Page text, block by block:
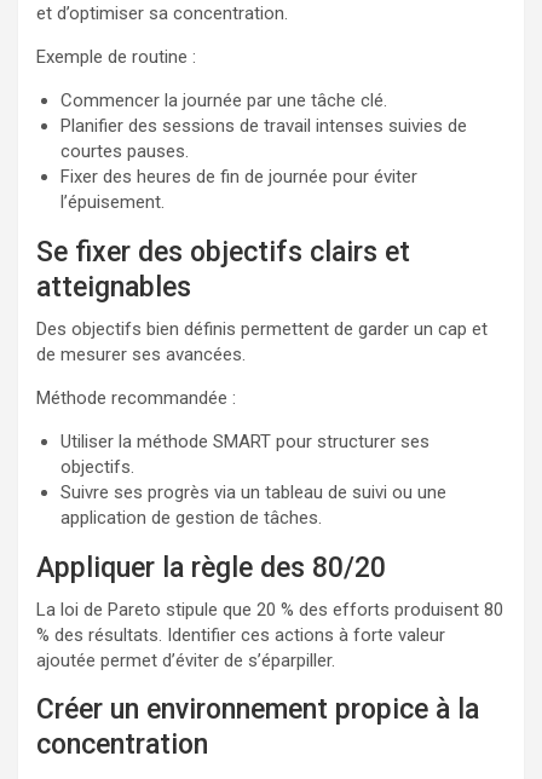
et d’optimiser sa concentration.
Exemple de routine :
Commencer la journée par une tâche clé.
Planifier des sessions de travail intenses suivies de
courtes pauses.
Fixer des heures de fin de journée pour éviter
l’épuisement.
Se fixer des objectifs clairs et
atteignables
Des objectifs bien définis permettent de garder un cap et
de mesurer ses avancées.
Méthode recommandée :
Utiliser la méthode SMART pour structurer ses
objectifs.
Suivre ses progrès via un tableau de suivi ou une
application de gestion de tâches.
Appliquer la règle des 80/20
La loi de Pareto stipule que 20 % des efforts produisent 80
% des résultats. Identifier ces actions à forte valeur
ajoutée permet d’éviter de s’éparpiller.
Créer un environnement propice à la
concentration